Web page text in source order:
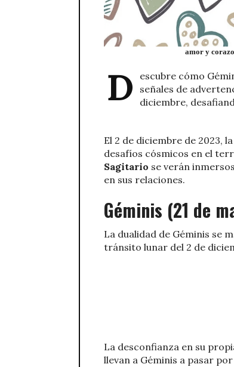
amor y
D
escubre cómo
señales de
diciembre,
El 2 de diciembre de 2023,
desafíos cósmicos en el
Sagitario se verán
en sus relaciones.
Géminis (21 de
La dualidad de Géminis se
tránsito lunar del 2 de
La desconfianza en su
llevan a Géminis a pasar